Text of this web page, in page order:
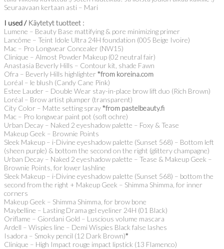
Seuraavaan kertaan asti – Mari
I used / Käytetyt tuotteet :
Lumene – Beauty Base mattifying & pore minimizing primer
Lancôme – Teint Idole Ultra 24H foundation (005 Beige Ivoire)
Mac – Pro Longwear Concealer (NW15)
Clinique – Almost Powder Makeup (02 neutral fair)
Anastasia Beverly Hills – Contour kit, shade Fawn
Ofra – Beverly Hills highlighter *from koreina.com
Loréal – le blush (Candy Cane Pink)
Estee Lauder – Double Wear stay-in-place brow lift duo (Rich Brown)
Loréal – Brow artist plumper (transparent)
City Color – Matte setting spray*from pastelbeauty.fi
Mac – Pro longwear paint pot (soft ochre)
Urban Decay – Naked 2 eyeshadow palette – Foxy & Tease
Makeup Geek – Brownie Points
Sleek Makeup – i-Divine eyeshadow palette (Sunset 568) – Bottom left
(sheen purple) & bottom the second on the right (glittery champagne)
Urban Decay – Naked 2 eyeshadow palette – Tease & Makeup Geek –
Brownie Points, for lower lashline
Sleek Makeup – i-Divine eyeshadow palette (Sunset 568) – bottom the
second from the right + Makeup Geek – Shimma Shimma, for inner
corners
Makeup Geek – Shimma Shimma, for brow bone
Maybelline – Lasting Drama gel eyeliner 24H (01 Black)
Oriflame – Giordani Gold – Luscious volume mascara
Ardell – Wispies line – Demi Wispies Black false lashes
Isadora – Smoky pencil (12 Dark Brown)*
Clinique – High Impact rouge impact lipstick (13 Flamenco)